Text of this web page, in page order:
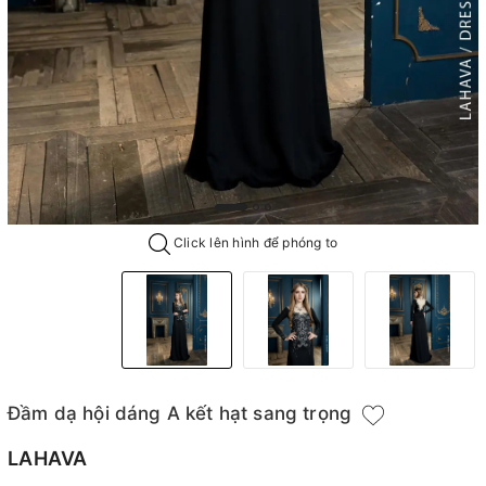
Click lên hình để phóng to
Đầm dạ hội dáng A kết hạt sang trọng
LAHAVA